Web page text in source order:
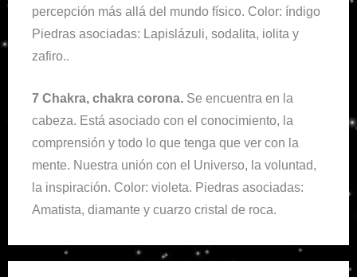
percepción más allá del mundo físico. Color: índigo
Piedras asociadas: Lapislázuli, sodalita, iolita y
zafiro..
7 Chakra, chakra corona. Se encuentra en la
cabeza. Está asociado con el conocimiento, la
comprensión y todo lo que tenga que ver con la
mente. Nuestra unión con el Universo, la voluntad,
la inspiración. Color: violeta. Piedras asociadas:
Amatista, diamante y cuarzo cristal de roca.